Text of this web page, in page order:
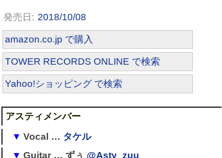
2018/10/08
amazon.co.jp で購入
TOWER RECORDS ONLINE で検索
Yahoo!ショッピング で検索
アスティメンバー
Vocal … タケル
[1]
Guitar … ずぅ @Asty_zuu